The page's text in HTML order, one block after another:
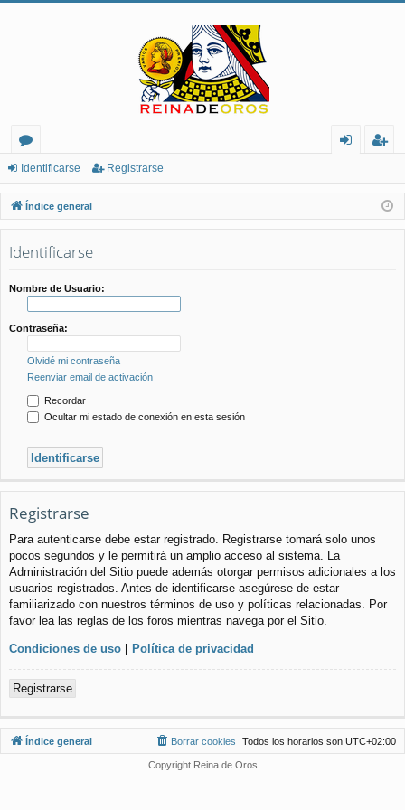
or
os
nt
ifi
ist
ra
Identificarse Registrarse
Índice general
Identificarse
Nombre de Usuario:
Contraseña:
Olvidé mi contraseña
Reenviar email de activación
Recordar
Ocultar mi estado de conexión en esta sesión
Registrarse
Para autenticarse debe estar registrado. Registrarse tomará solo unos
pocos segundos y le permitirá un amplio acceso al sistema. La
Administración del Sitio puede además otorgar permisos adicionales a los
usuarios registrados. Antes de identificarse asegúrese de estar
familiarizado con nuestros términos de uso y políticas relacionadas. Por
favor lea las reglas de los foros mientras navega por el Sitio.
Condiciones de uso | Política de privacidad
Registrarse
Índice general Todos los horarios son UTC+02:00
Borrar cookies
Copyright Reina de Oros